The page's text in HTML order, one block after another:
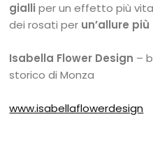
gialli per un effetto più
dei rosati per un’allure
Isabella Flower Design –
storico di Monza
www.isabellaflowerdesign